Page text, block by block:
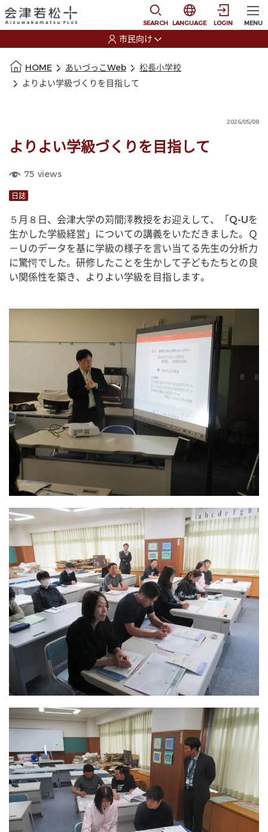
SEARCH
選択すると言語の切
LANGUAGE LOGIN MENU
市民向け
HOME あいづっこWeb
松長小学校
よりよい学級づくりを目指して
2026/05/08
よりよい学級づくりを目指して
75 views
日誌
５月８日、会津大学の苅間澤教授をお迎えして、「Q-Uを
生かした学級経営」についての講義をいただきました。Ｑ
－Ｕのデータを基に学級の様子を言い当てる先生の分析力
に驚愕でした。研修したことを生かして子どもたちとの良
い関係性を築き、よりよい学級を目指します。